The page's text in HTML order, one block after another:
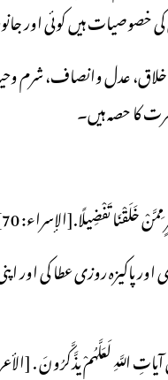
خصوصیات ہیں کوئی اور
اخلاق، عدل وانصاف،
کا حصہ ہیں۔
خَلَقْنَا تَفْضِیلًا.[الإسراء: 70]
پاکیزہ روزی عطا کی اور
اللَّهِ لَعَلَّهُمْ یذَّكَّرُونَ .